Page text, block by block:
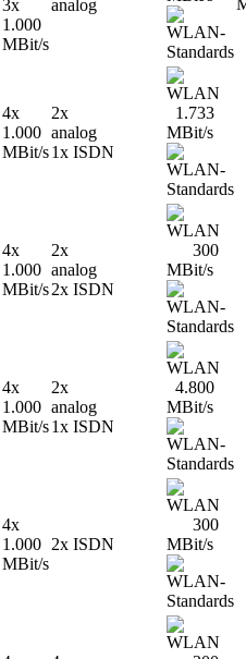
3x
1.000
MBit/s
analog
4x
1.000
MBit/s
2x
analog
1x ISDN
1.733
MBit/s
4x
1.000
MBit/s
2x
analog
2x ISDN
300
MBit/s
4x
1.000
MBit/s
2x
analog
1x ISDN
4.800
MBit/s
4x
1.000
MBit/s
2x ISDN
300
MBit/s